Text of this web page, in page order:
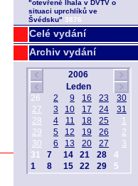
Celé vydání
Archiv vydání